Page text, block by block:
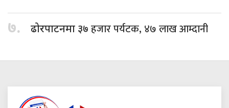
७. ढोरपाटनमा ३७ हजार पर्यटक, ४७ लाख आम्दानी